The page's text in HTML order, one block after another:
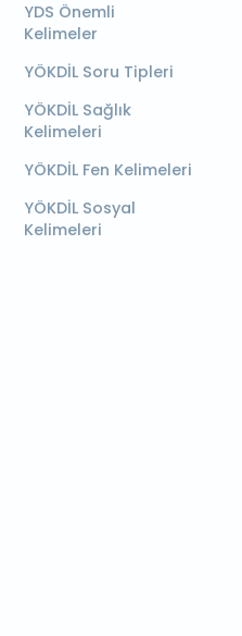
YDS Önemli
Kelimeler
YÖKDİL Soru Tipleri
YÖKDİL Sağlık
Kelimeleri
YÖKDİL Fen Kelimeleri
YÖKDİL Sosyal
Kelimeleri